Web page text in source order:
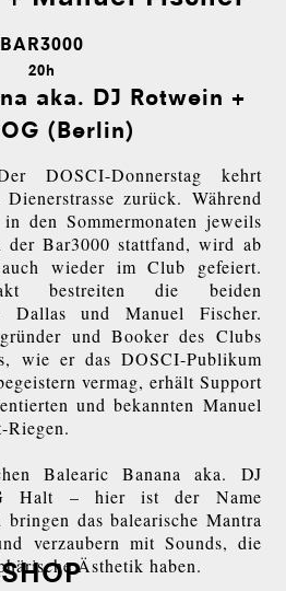
BAR3000
20h
aka. DJ Rotwein +
(Berlin)
DOSCI-Donnerstag kehrt
zurück. Während
den Sommermonaten jeweils
Bar3000 stattfand, wird ab
auch wieder im Club gefeiert.
bestreiten die beiden
Dallas und Manuel Fischer.
und Booker des Clubs
wie er das DOSCI-Publikum
vermag, erhält Support
und bekannten Manuel
Riegen.
Balearic Banana aka. DJ
Halt – hier ist der Name
das balearische Mantra
verzaubern mit Sounds, die
Ästhetik haben.
SHOP